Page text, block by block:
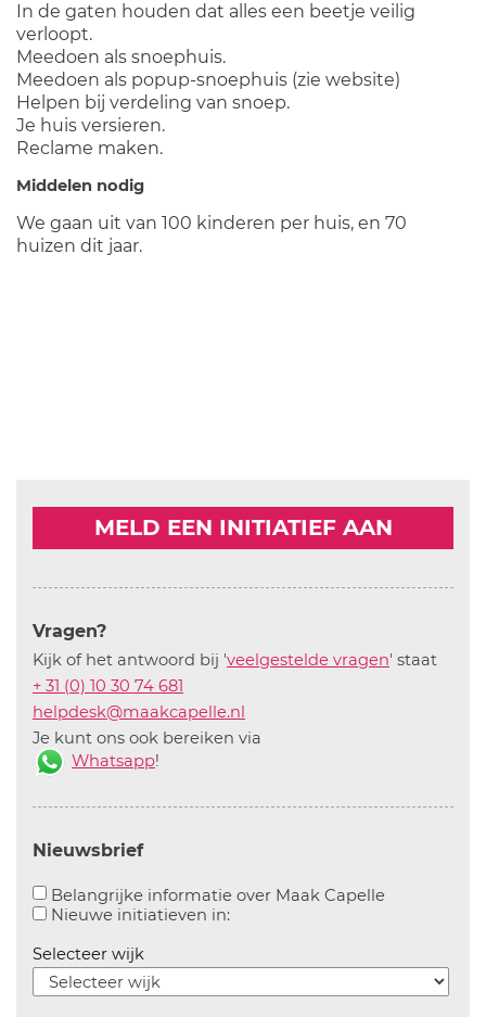
In de gaten houden dat alles een beetje veilig
verloopt.
Meedoen als snoephuis.
Meedoen als popup-snoephuis (zie website)
Helpen bij verdeling van snoep.
Je huis versieren.
Reclame maken.
Middelen nodig
We gaan uit van 100 kinderen per huis, en 70
huizen dit jaar.
MELD EEN INITIATIEF AAN
Vragen?
Kijk of het antwoord bij 'veelgestelde vragen' staat
+ 31 (0) 10 30 74 681
helpdesk@maakcapelle.nl
Je kunt ons ook bereiken via
Whatsapp!
Nieuwsbrief
Belangrijke informatie over Maak CapelleAanvinken
Nieuwe initiatieven in:Aanvinken om informatie over
Selecteer wijk